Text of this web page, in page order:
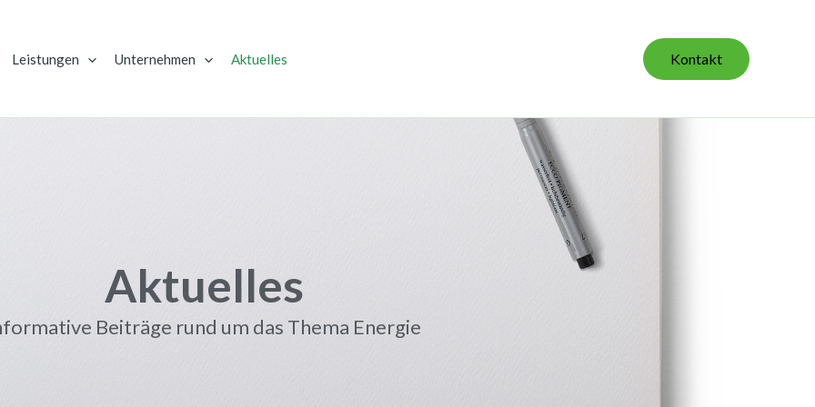
Leistungen Unternehmen Aktuelles Kontakt
Aktuelles
Beiträge rund um das Thema Energie